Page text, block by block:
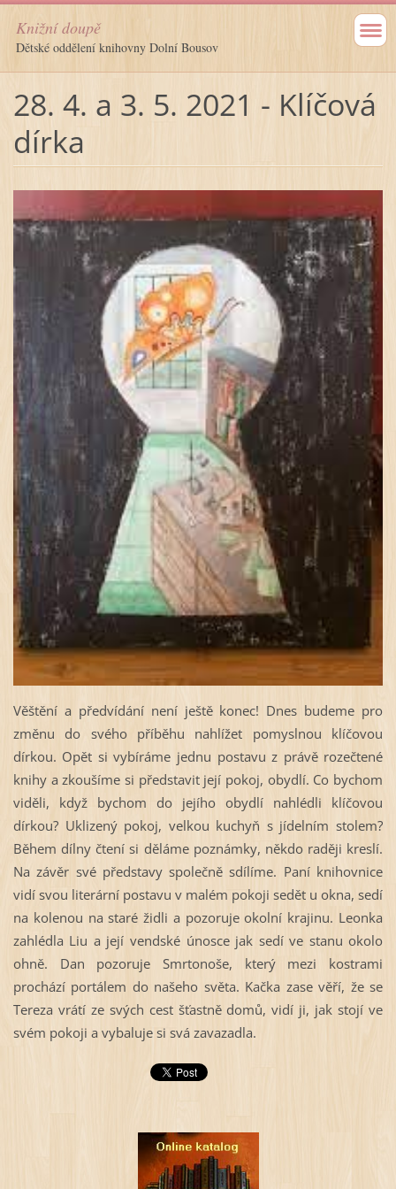
Knižní doupě
Dětské oddělení knihovny Dolní Bousov
28. 4. a 3. 5. 2021 - Klíčová
dírka
Věštění a předvídání není ještě konec! Dnes budeme pro
změnu do svého příběhu nahlížet pomyslnou klíčovou
dírkou. Opět si vybíráme jednu postavu z právě rozečtené
knihy a zkoušíme si představit její pokoj, obydlí. Co bychom
viděli, když bychom do jejího obydlí nahlédli klíčovou
dírkou? Uklizený pokoj, velkou kuchyň s jídelním stolem?
Během dílny čtení si děláme poznámky, někdo raději kreslí.
Na závěr své představy společně sdílíme. Paní knihovnice
vidí svou literární postavu v malém pokoji sedět u okna, sedí
na kolenou na staré židli a pozoruje okolní krajinu. Leonka
zahlédla Liu a její vendské únosce jak sedí ve stanu okolo
ohně. Dan pozoruje Smrtonoše, který mezi kostrami
prochází portálem do našeho světa. Kačka zase věří, že se
Tereza vrátí ze svých cest šťastně domů, vidí ji, jak stojí ve
svém pokoji a vybaluje si svá zavazadla.